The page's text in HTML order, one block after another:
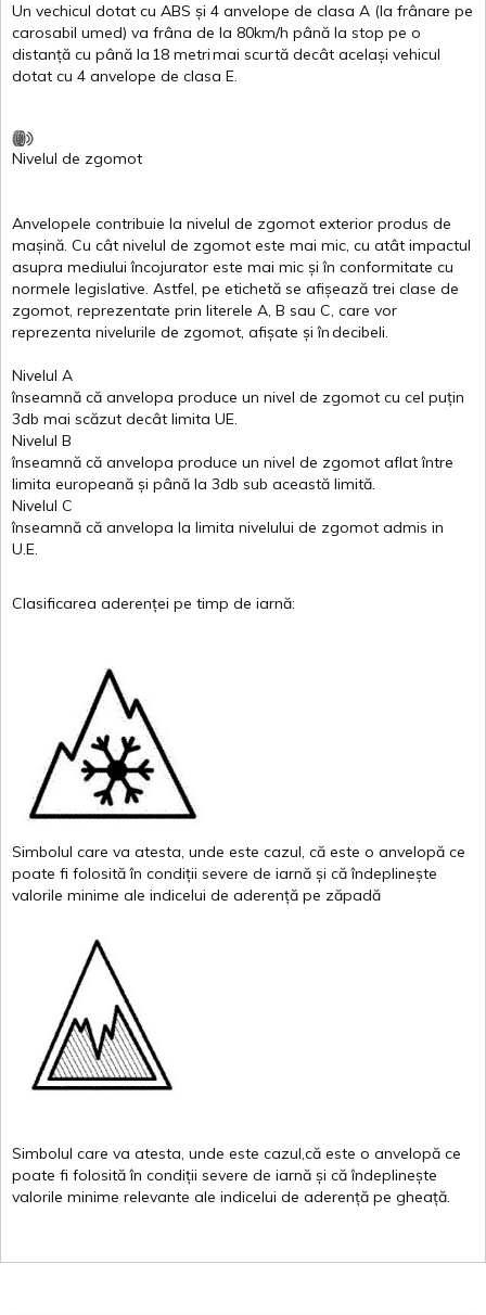
Un vechicul dotat cu ABS și 4 anvelope de clasa A (la frânare pe
carosabil umed) va frâna de la 80km/h până la stop pe o
distanță cu până la 18 metrimai scurtă decât același vehicul
dotat cu 4 anvelope de clasa E.
Nivelul de zgomot
Anvelopele contribuie la nivelul de zgomot exterior produs de
mașină. Cu cât nivelul de zgomot este mai mic, cu atât impactul
asupra mediului încojurator este mai mic și în conformitate cu
normele legislative. Astfel, pe etichetă se afișează trei clase de
zgomot, reprezentate prin literele A, B sau C, care vor
reprezenta nivelurile de zgomot, afișate și îndecibeli.
Nivelul A
înseamnă că anvelopa produce un nivel de zgomot cu cel puțin
3db mai scăzut decât limita UE.
Nivelul B
înseamnă că anvelopa produce un nivel de zgomot aflat între
limita europeană și până la 3db sub această limită.
Nivelul C
înseamnă că anvelopa la limita nivelului de zgomot admis in
U.E.
Clasificarea aderenței pe timp de iarnă:
Simbolul care va atesta, unde este cazul, că este o anvelopă ce
poate fi folosită în condiții severe de iarnă și că îndeplinește
valorile minime ale indicelui de aderență pe zăpadă
Simbolul care va atesta, unde este cazul,că este o anvelopă ce
poate fi folosită în condiții severe de iarnă și că îndeplinește
valorile minime relevante ale indicelui de aderență pe gheață.